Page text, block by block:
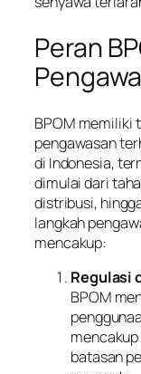
Peran
BPOM memiliki
pengawasan
di Indonesia,
dimulai dari
distribusi,
langkah
mencakup:
Regulasi
BPOM
batasan